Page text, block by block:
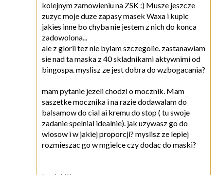
kolejnym zamowieniu na ZSK :) Musze jeszcze
zuzyc moje duze zapasy masek Waxa i kupic
jakies inne bo chyba nie jestem z nich do konca
zadowolona...
ale z glorii tez nie bylam szczegolie. zastanawiam
sie nad ta maska z 40 skladnikami aktywnimi od
bingospa. myslisz ze jest dobra do wzbogacania?
mam pytanie jezeli chodzi o mocznik. Mam
saszetke mocznika i na razie dodawalam do
balsamow do cial ai kremu do stop ( tu swoje
zadanie spelnial idealnie). jak uzywasz go do
wlosow i w jakiej proporcji? myslisz ze lepiej
rozmieszac go w mgielce czy dodac do maski?